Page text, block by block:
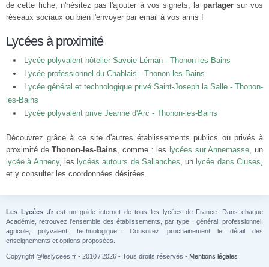
de cette fiche, n'hésitez pas l'ajouter à vos signets, la partagersur vos
réseaux sociaux ou bien l'envoyer par email à vos amis !
Lycées à proximité
Lycée polyvalent hôtelier Savoie Léman - Thonon-les-Bains
Lycée professionnel du Chablais - Thonon-les-Bains
Lycée général et technologique privé Saint-Joseph la Salle - Thonon-
les-Bains
Lycée polyvalent privé Jeanne d'Arc - Thonon-les-Bains
Découvrez grâce à ce site d'autres établissements publics ou privés à
proximité deThonon-les-Bains, comme : les lycées sur Annemasse, un
lycée à Annecy, les lycées autours de Sallanches, un lycée dans Cluses,
et y consulter les coordonnées désirées.
Les Lycées .frest un guide internet de tous les lycées de France. Dans chaque
Académie, retrouvez l'ensemble des établissements, par type : général, professionnel,
agricole, polyvalent, technologique... Consultez prochainement le détail des
enseignements et options proposées.
Copyright @leslycees.fr - 2010 / 2026 - Tous droits réservés - Mentions légales